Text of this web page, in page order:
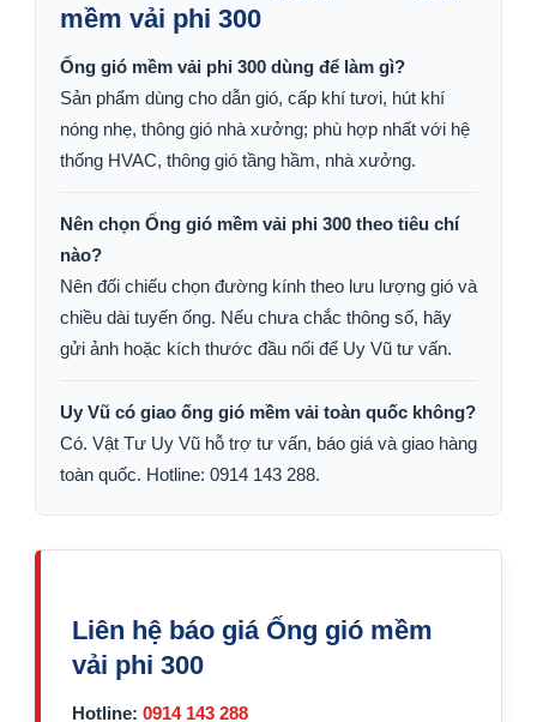
mềm vải phi 300
Ống gió mềm vải phi 300 dùng để làm gì?
Sản phẩm dùng cho dẫn gió, cấp khí tươi, hút khí
nóng nhẹ, thông gió nhà xưởng; phù hợp nhất với hệ
thống HVAC, thông gió tầng hầm, nhà xưởng.
Nên chọn Ống gió mềm vải phi 300 theo tiêu chí
nào?
Nên đối chiếu chọn đường kính theo lưu lượng gió và
chiều dài tuyến ống. Nếu chưa chắc thông số, hãy
gửi ảnh hoặc kích thước đầu nối để Uy Vũ tư vấn.
Uy Vũ có giao ống gió mềm vải toàn quốc không?
Có. Vật Tư Uy Vũ hỗ trợ tư vấn, báo giá và giao hàng
toàn quốc. Hotline: 0914 143 288.
Liên hệ báo giá Ống gió mềm
vải phi 300
Hotline: 0914 143 288